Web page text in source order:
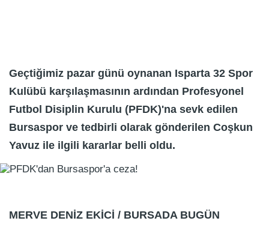
Geçtiğimiz pazar günü oynanan Isparta 32 Spor
Kulübü karşılaşmasının ardından Profesyonel
Futbol Disiplin Kurulu (PFDK)'na sevk edilen
Bursaspor ve tedbirli olarak gönderilen Coşkun
Yavuz ile ilgili kararlar belli oldu.
MERVE DENİZ EKİCİ / BURSADA BUGÜN